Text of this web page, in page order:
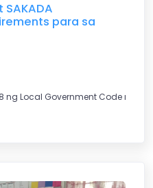
SAKADA
para sa
Local Government Code ng 1991